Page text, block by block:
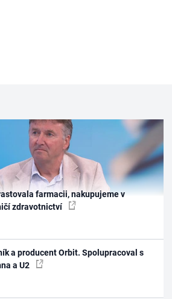
farmacii, nakupujeme v
zdravotnictví
a producent Orbit. Spolupracoval s
a U2